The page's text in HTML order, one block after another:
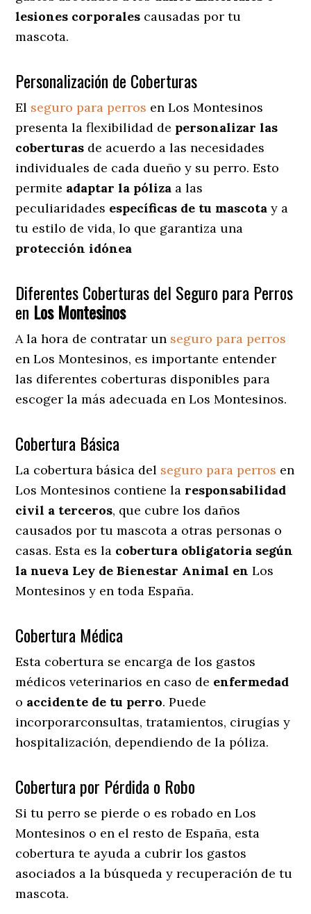
lesiones corporales causadas por tu
mascota.
Personalización de Coberturas
El seguro para perros en Los Montesinos
presenta la flexibilidad de personalizar las
coberturas de acuerdo a las necesidades
individuales de cada dueño y su perro. Esto
permite adaptar la póliza a las
peculiaridades específicas de tu mascota y a
tu estilo de vida, lo que garantiza una
protección idónea
Diferentes Coberturas del Seguro para Perros
en Los Montesinos
A la hora de contratar un seguro para perros
en Los Montesinos, es importante entender
las diferentes coberturas disponibles para
escoger la más adecuada en Los Montesinos.
Cobertura Básica
La cobertura básica del seguro para perros en
Los Montesinos contiene la responsabilidad
civil a terceros, que cubre los daños
causados por tu mascota a otras personas o
casas. Esta es la cobertura obligatoria según
la nueva Ley de Bienestar Animal enLos
Montesinos y en toda España.
Cobertura Médica
Esta cobertura se encarga de los gastos
médicos veterinarios en caso de enfermedad
o accidente de tu perro. Puede
incorporarconsultas, tratamientos, cirugías y
hospitalización, dependiendo de la póliza.
Cobertura por Pérdida o Robo
Si tu perro se pierde o es robado en Los
Montesinos o en el resto de España, esta
cobertura te ayuda a cubrir los gastos
asociados a la búsqueda y recuperación de tu
mascota.